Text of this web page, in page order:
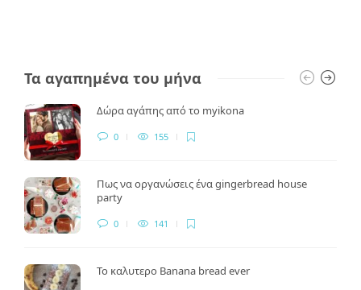
Τα αγαπημένα του μήνα
Δώρα αγάπης από το myikona
0 155
Πως να οργανώσεις ένα gingerbread house
party
0 141
Το καλυτερο Banana bread ever